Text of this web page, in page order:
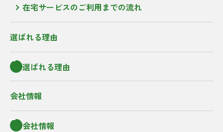
在宅サービスのご利用までの流れ
選ばれる理由
選ばれる理由
会社情報
会社情報